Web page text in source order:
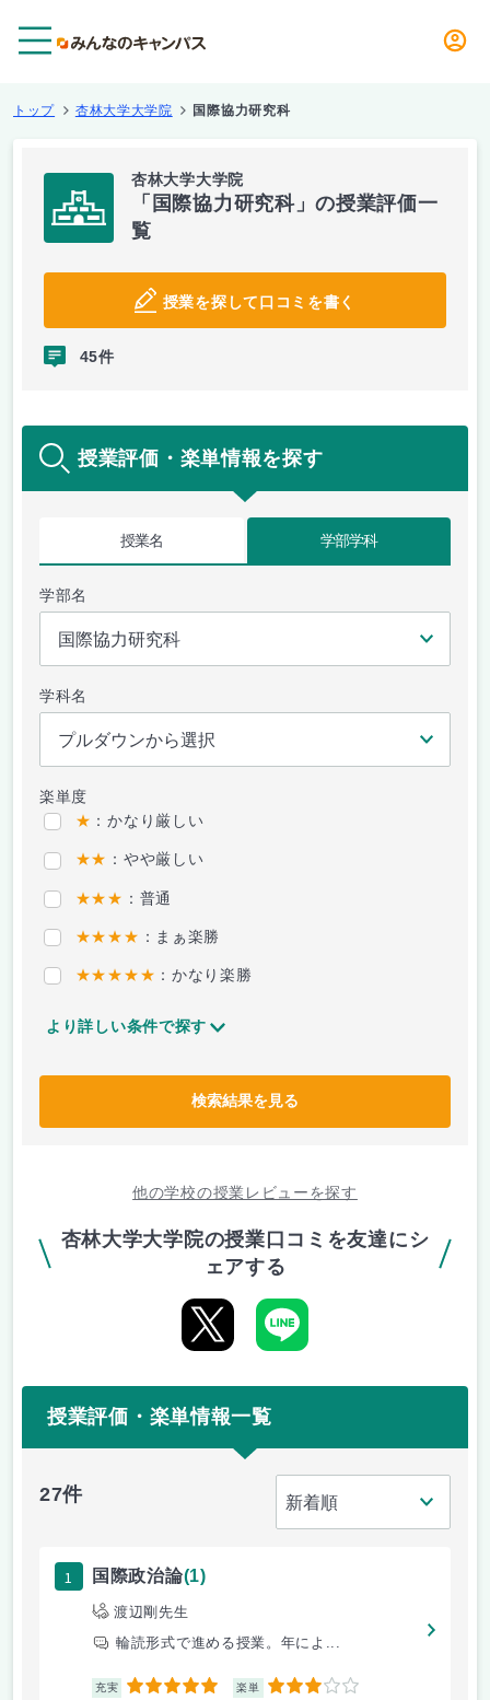
トップ 杏林大学大学院 国際協力研究科
杏林大学大学院
「国際協力研究科」の授業評価一
覧
授業を探して口コミを書く
45件
授業評価・楽単情報を探す
授業名 学部学科
学部名
学科名
楽単度
★ ：かなり厳しい
★★ ：やや厳しい
★★★ ：普通
★★★★ ：まぁ楽勝
★★★★★ ：かなり楽勝
より詳しい条件で探す
検索結果を見る
他の学校の授業レビューを探す
杏林大学大学院の授業口コミを友達にシ
ェアする
授業評価・楽単情報一覧
27件
1 国際政治論(1)
渡辺剛先生
輪読形式で進める授業。年によ...
充実 5 楽単 3